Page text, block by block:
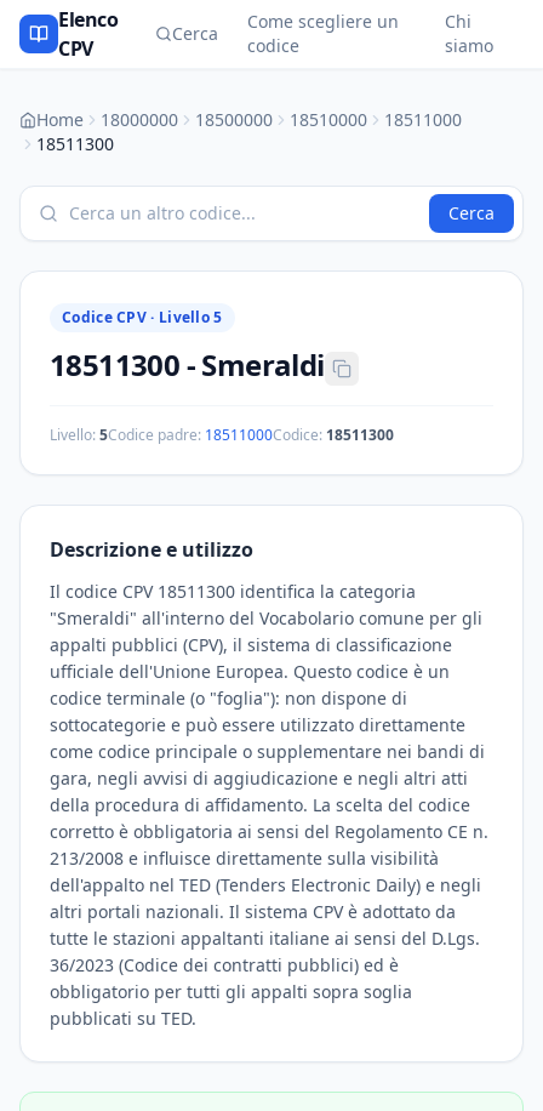
Elenco
CPV
Cerca
Come scegliere un
codice
Chi
siamo
Home 18000000 18500000 18510000
18511000
18511300
Cerca
Codice CPV · Livello 5
18511300-Smeraldi
Livello:5Codice padre: 18511000Codice: 18511300
Descrizione e utilizzo
Il codice CPV 18511300 identifica la categoria
"Smeraldi" all'interno del Vocabolario comune per gli
appalti pubblici (CPV), il sistema di classificazione
ufficiale dell'Unione Europea. Questo codice è un
codice terminale (o "foglia"): non dispone di
sottocategorie e può essere utilizzato direttamente
come codice principale o supplementare nei bandi di
gara, negli avvisi di aggiudicazione e negli altri atti
della procedura di affidamento. La scelta del codice
corretto è obbligatoria ai sensi del Regolamento CE n.
213/2008 e influisce direttamente sulla visibilità
dell'appalto nel TED (Tenders Electronic Daily) e negli
altri portali nazionali. Il sistema CPV è adottato da
tutte le stazioni appaltanti italiane ai sensi del D.Lgs.
36/2023 (Codice dei contratti pubblici) ed è
obbligatorio per tutti gli appalti sopra soglia
pubblicati su TED.